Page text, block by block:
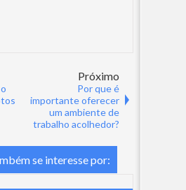
Próximo
Por que é
importante oferecer
um ambiente de
trabalho acolhedor?
se interesse por: